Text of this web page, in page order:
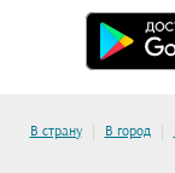
В страну | В город |